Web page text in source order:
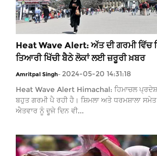
Heat Wave Alert: ਅੱਤ ਦੀ ਗਰਮੀ ਵਿੱਚ
ਤਿਆਰੀ ਖਿੱਚੀ ਬੈਠੇ ਲੋਕਾਂ ਲਈ ਜ਼ਰੂਰੀ ਖ਼ਬਰ
Amritpal Singh- 2024-05-20 14:31:18
Heat Wave Alert Himachal: ਹਿਮਾਚਲ ਪ੍ਰਦੇਸ਼
ਬਹੁਤ ਗਰਮੀ ਪੈ ਰਹੀ ਹੈ। ਸ਼ਿਮਲਾ ਅਤੇ ਧਰਮਸ਼ਾਲਾ
ਐਤਵਾਰ ਨੂੰ ਦੂਜੇ ਦਿਨ ਵੀ...